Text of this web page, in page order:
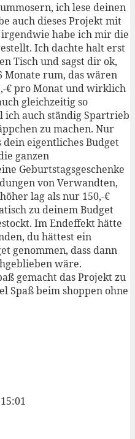
ich lese deinen
auch dieses Projekt mit
habe ich mir die
Ich dachte halt erst
Tisch und sagst dir ok,
rum, das wären
€ pro Monat und wirklich
gleichzeitig so
ich auch ständig Spartrieb
zu machen. Nur
eigentliches Budget
ganzen
Geburtstagsgeschenke
von Verwandten,
lag als nur 150,-€
zu deinem Budget
Im Endeffekt hätte
du hättest ein
genommen, dass dann
wäre.
gemacht das Projekt zu
Spaß beim shoppen ohne